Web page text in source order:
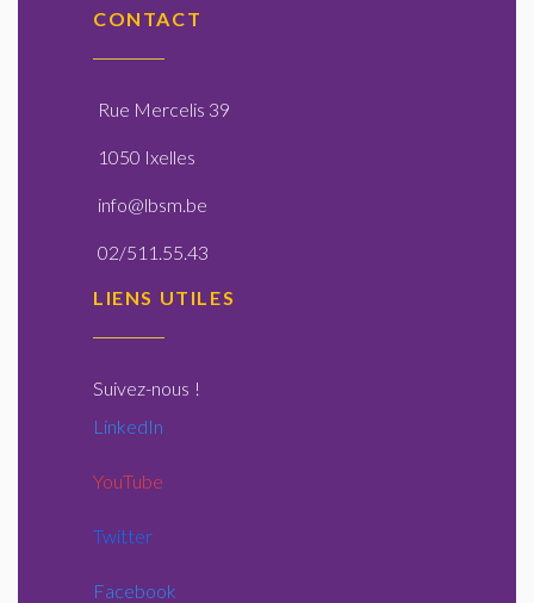
CONTACT
Rue Mercelis 39
1050 Ixelles
info@lbsm.be
02/511.55.43
LIENS UTILES
Suivez-nous !
LinkedIn
YouTube
Twitter
Facebook